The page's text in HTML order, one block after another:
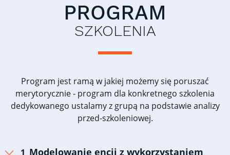
PROGRAM
SZKOLENIA
Program jest ramą w jakiej możemy się poruszać
merytorycznie - program dla konkretnego szkolenia
dedykowanego ustalamy z grupą na podstawie analizy
przed-szkoleniowej.
Modelowanie encji z wykorzystaniem